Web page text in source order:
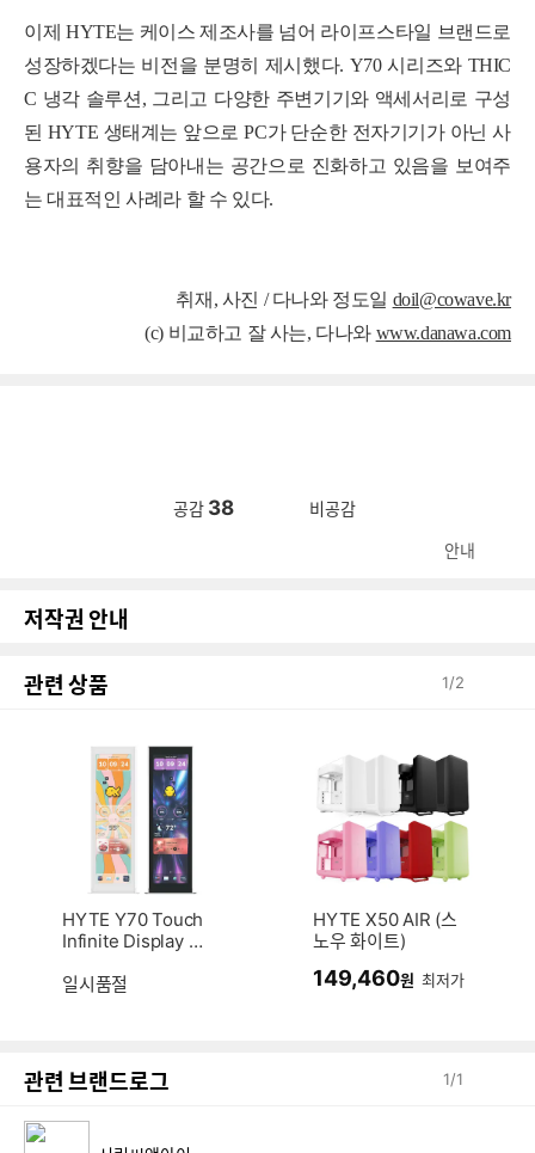
이제 HYTE는 케이스 제조사를 넘어 라이프스타일 브랜드로
성장하겠다는 비전을 분명히 제시했다. Y70시리즈와THIC
C 냉각 솔루션 , 그리고 다양한 주변기기와 액세서리로 구성
된 HYTE 생태계는 앞으로 PC가 단순한 전자기기가 아닌 사
용자의 취향을 담아내는 공간으로 진화하고 있음을 보여주
는 대표적인 사례라 할 수 있다.
취재, 사진 / 다나와 정도일 doil@cowave.kr
(c) 비교하고 잘 사는, 다나와 www.danawa.com
공감 38 비공감
안내
저작권 안내
관련 상품 1/2
HYTE Y70 Touch
Infinite Display U
이트)
일시품절
HYTE X50 AIR (스
노우 화이트)
149,460원 최저가
관련 브랜드로그 1/1